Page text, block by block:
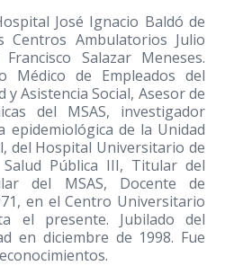
José Ignacio Baldó de
Centros Ambulatorios Julio
Salazar Meneses.
Médico de Empleados del
Asistencia Social, Asesor de
del MSAS, investigador
epidemiológica de la Unidad
del Hospital Universitario de
Salud Pública III, Titular del
del MSAS, Docente de
en el Centro Universitario
el presente. Jubilado del
en diciembre de 1998. Fue